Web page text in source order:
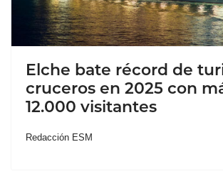
Elche bate récord de
cruceros en 2025 con
12.000 visitantes
Redacción ESM